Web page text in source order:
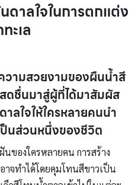
ดาลใจในการตกแต่ง
ะเล
วามสวยงามของผืนน้ำสี
ดชื่นมาสู่ผู้ที่ได้มาสัมผัส
ลใจให้ใครหลายคนนำ
ป็นส่วนหนึ่งของชีวิต
ของใครหลายคน การสร้าง
าจทำได้โดยคุมโทนสีขาวเป็น